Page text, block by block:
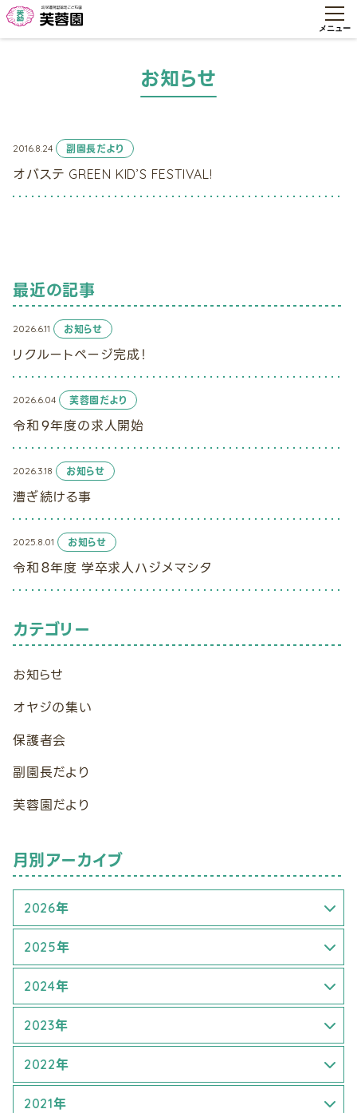
お知らせ
2016.8.24 副園長だより
オバステ GREEN KID’S FESTIVAL!
最近の記事
2026.6.11 お知らせ
リクルートページ完成！
2026.6.04 芙蓉園だより
令和９年度の求人開始
2026.3.18 お知らせ
漕ぎ続ける事
2025.8.01 お知らせ
令和８年度 学卒求人ハジメマシタ
カテゴリー
お知らせ
オヤジの集い
保護者会
副園長だより
芙蓉園だより
月別アーカイブ
2026年
3月 (1)
6月 (2)
2025年
4月 (1)
5月 (2)
8月 (1)
2024年
1月 (1)
6月 (2)
9月 (1)
2023年
6月 (3)
7月 (2)
2022年
3月 (1)
2021年